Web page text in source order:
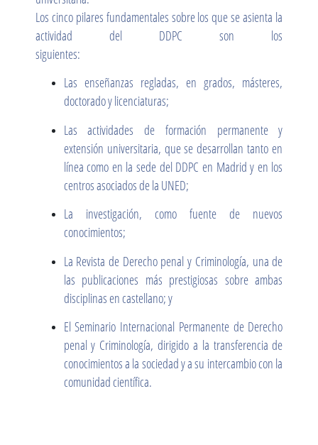
Los cinco pilares fundamentales sobre los que se asienta la
actividad del DDPC son los
siguientes:
Las enseñanzas regladas, en grados, másteres,
doctorado y licenciaturas;
Las actividades de formación permanente y
extensión universitaria, que se desarrollan tanto en
línea como en la sede del DDPC en Madrid y en los
centros asociados de la UNED;
La investigación, como fuente de nuevos
conocimientos;
La Revista de Derecho penal y Criminología, una de
las publicaciones más prestigiosas sobre ambas
disciplinas en castellano; y
El Seminario Internacional Permanente de Derecho
penal y Criminología, dirigido a la transferencia de
conocimientos a la sociedad y a su intercambio con la
comunidad científica.